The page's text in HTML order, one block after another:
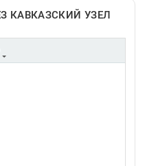
КАВКАЗСКИЙ УЗЕЛ